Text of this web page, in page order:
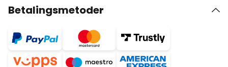
Betalingsmetoder